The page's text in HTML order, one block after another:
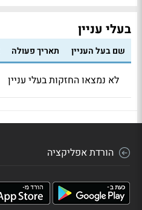
בעלי עניין
שם בעל העניין
תאריך פעולה
לא נמצאו החזקות בעלי עניין
הורדת אפליקציה